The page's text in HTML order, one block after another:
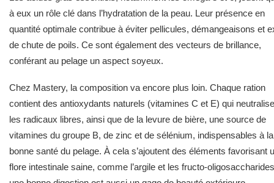
à eux un rôle clé dans l’hydratation de la peau. Leur présence en
quantité optimale contribue à éviter pellicules, démangeaisons et
de chute de poils. Ce sont également des vecteurs de brillance,
conférant au pelage un aspect soyeux.
Chez Mastery, la composition va encore plus loin. Chaque ration
contient des antioxydants naturels (vitamines C et E) qui
les radicaux libres, ainsi que de la levure de bière, une source de
vitamines du groupe B, de zinc et de sélénium, indispensables à la
bonne santé du pelage. À cela s’ajoutent des éléments favorisant
flore intestinale saine, comme l’argile et les fructo-